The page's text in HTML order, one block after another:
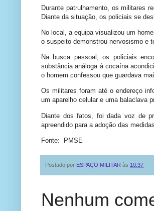
Durante patrulhamento, os militares
Diante da situação, os policiais se
No local, a equipa visualizou um
o suspeito demonstrou nervosismo e
Na busca pessoal, os policiais
substância análoga à cocaína
o homem confessou que guardava
Os militares foram até o endereço
um aparelho celular e uma balaclava
Diante dos fatos, foi dada voz de
apreendido para a adoção das
Fonte: PMSE
Postado por ESPAÇO MILITAR às 10:37
Nenhum